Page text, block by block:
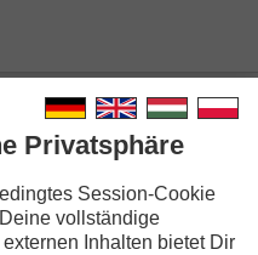
Privatsphäre
Session-Cookie
vollständige
Inhalten bietet Dir